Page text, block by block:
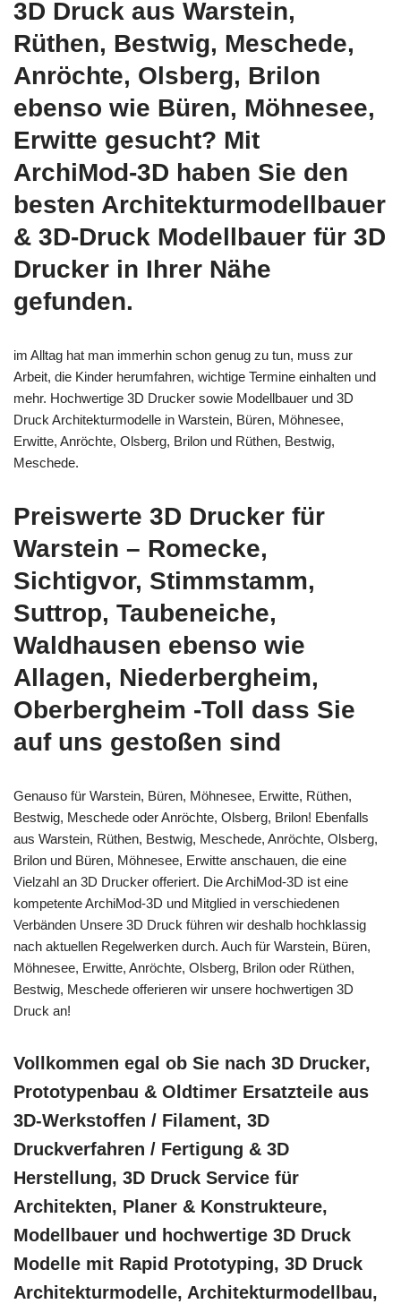
3D Druck aus Warstein,
Rüthen, Bestwig, Meschede,
Anröchte, Olsberg, Brilon
ebenso wie Büren, Möhnesee,
Erwitte gesucht? Mit
ArchiMod-3D haben Sie den
besten Architekturmodellbauer
& 3D-Druck Modellbauer für 3D
Drucker in Ihrer Nähe
gefunden.
im Alltag hat man immerhin schon genug zu tun, muss zur
Arbeit, die Kinder herumfahren, wichtige Termine einhalten und
mehr. Hochwertige 3D Drucker sowie Modellbauer und 3D
Druck Architekturmodelle in Warstein, Büren, Möhnesee,
Erwitte, Anröchte, Olsberg, Brilon und Rüthen, Bestwig,
Meschede.
Preiswerte 3D Drucker für
Warstein – Romecke,
Sichtigvor, Stimmstamm,
Suttrop, Taubeneiche,
Waldhausen ebenso wie
Allagen, Niederbergheim,
Oberbergheim -Toll dass Sie
auf uns gestoßen sind
Genauso für Warstein, Büren, Möhnesee, Erwitte, Rüthen,
Bestwig, Meschede oder Anröchte, Olsberg, Brilon! Ebenfalls
aus Warstein, Rüthen, Bestwig, Meschede, Anröchte, Olsberg,
Brilon und Büren, Möhnesee, Erwitte anschauen, die eine
Vielzahl an 3D Drucker offeriert. Die ArchiMod-3D ist eine
kompetente ArchiMod-3D und Mitglied in verschiedenen
Verbänden Unsere 3D Druck führen wir deshalb hochklassig
nach aktuellen Regelwerken durch. Auch für Warstein, Büren,
Möhnesee, Erwitte, Anröchte, Olsberg, Brilon oder Rüthen,
Bestwig, Meschede offerieren wir unsere hochwertigen 3D
Druck an!
Vollkommen egal ob Sie nach 3D Drucker,
Prototypenbau & Oldtimer Ersatzteile aus
3D-Werkstoffen / Filament, 3D
Druckverfahren / Fertigung & 3D
Herstellung, 3D Druck Service für
Architekten, Planer & Konstrukteure,
Modellbauer und hochwertige 3D Druck
Modelle mit Rapid Prototyping, 3D Druck
Architekturmodelle, Architekturmodellbau,